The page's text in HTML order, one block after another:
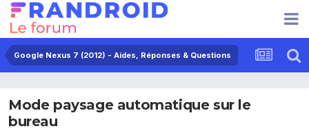
Google Nexus 7 (2012) - Aides, Réponses & Questions
Mode paysage automatique sur le
bureau